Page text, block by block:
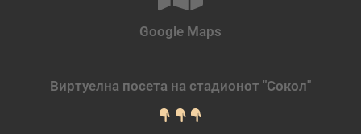
Google Maps
Виртуелна посета на стадионот "Сокол"